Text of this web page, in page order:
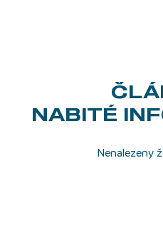
NABITÉ
Nenalezeny